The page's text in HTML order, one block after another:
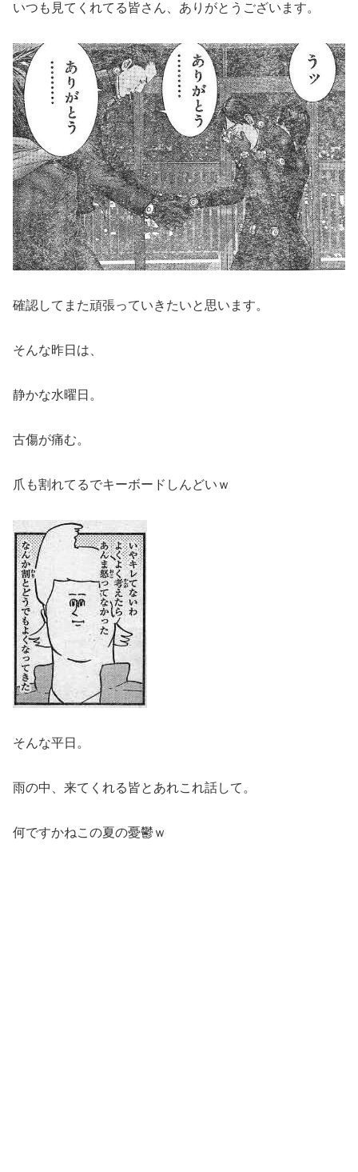
いつも見てくれてる皆さん、ありがとうございます。
確認してまた頑張っていきたいと思います。
そんな昨日は、
静かな水曜日。
古傷が痛む。
爪も割れてるでキーボードしんどいｗ
そんな平日。
雨の中、来てくれる皆とあれこれ話して。
何ですかねこの夏の憂鬱ｗ